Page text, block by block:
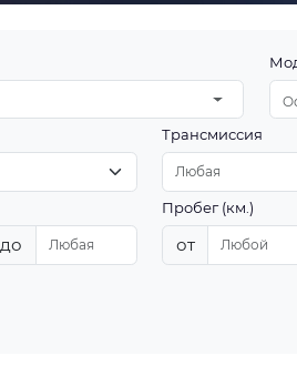
Трансмиссия
до
Пробег (км.)
от